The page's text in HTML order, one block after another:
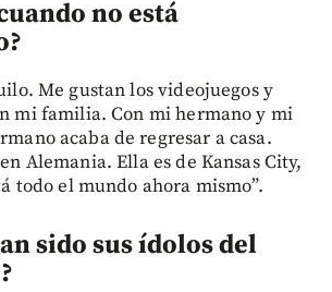
no está
Me gustan los videojuegos y
mi familia. Con mi hermano y mi
acaba de regresar a casa.
Alemania. Ella es de Kansas City,
todo el mundo ahora mismo”.
sido sus ídolos del